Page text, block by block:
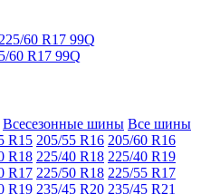
60 R17 99Q
Всесезонные шины Все шины
R15 205/55 R16 205/60 R16
R18 225/40 R18 225/40 R19
R17 225/50 R18 225/55 R17
R19 235/45 R20 235/45 R21